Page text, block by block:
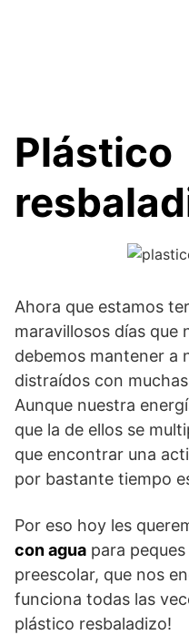
Plástico
Ahora que estamos
maravillosos días que
debemos mantener a
distraídos con
Aunque nuestra
que la de ellos se
que encontrar una
por bastante tiempo
Por eso hoy les
con agua para
preescolar, que nos
funciona todas las
plástico resbaladizo!